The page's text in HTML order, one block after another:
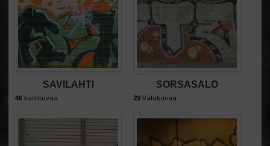
SAVILAHTI
48 Valokuvaa
SORSASALO
23 Valokuvaa